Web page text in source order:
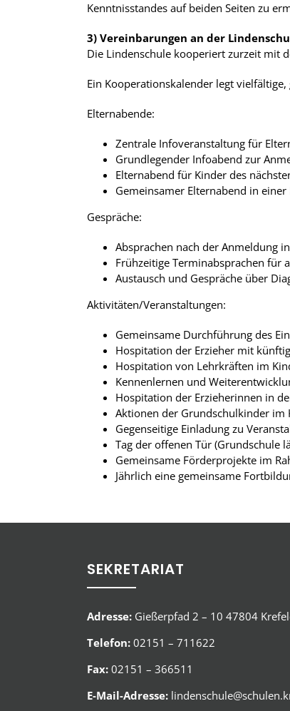
Kenntnisstandes auf beiden Seiten zu
3) Vereinbarungen an der
Die Lindenschule kooperiert zurzeit mit
Ein Kooperationskalender legt
Elternabende:
Zentrale Infoveranstaltung für
Grundlegender Infoabend zur
Elternabend für Kinder des
Gemeinsamer Elternabend in
Gespräche:
Absprachen nach der Anmeldung
Frühzeitige Terminabsprachen für
Austausch und Gespräche über
Aktivitäten/Veranstaltungen:
Gemeinsame Durchführung des
Hospitation der Erzieher mit
Hospitation von Lehrkräften im
Kennenlernen und
Hospitation der Erzieherinnen in
Aktionen der Grundschulkinder im
Gegenseitige Einladung zu
Tag der offenen Tür (Grundschule
Gemeinsame Förderprojekte im
Jährlich eine gemeinsame
SEKRETARIAT
Adresse: Gießerpfad 2 – 10 47804
Telefon: 02151 – 711622
Fax: 02151 – 366511
E-Mail-Adresse: